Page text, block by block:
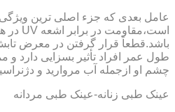
عامل بعدی که جزء اصلی ترین
طول عمر افراد تأثیر بسزایی دارد
چشم او ازجمله آب مروارید و
عینک طبی زنانه-عینک طبی مردانه